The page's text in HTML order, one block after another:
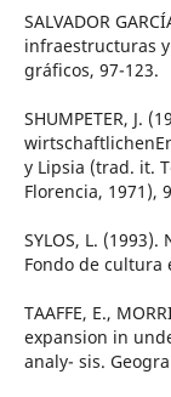
SALVADOR
infraestructuras
gráficos, 97-123.
SHUMPETER, J.
y Lipsia (trad. it.
Florencia, 1971),
SYLOS, L.
Fondo de cultura
TAAFFE, E.,
expansion in
analy- sis.